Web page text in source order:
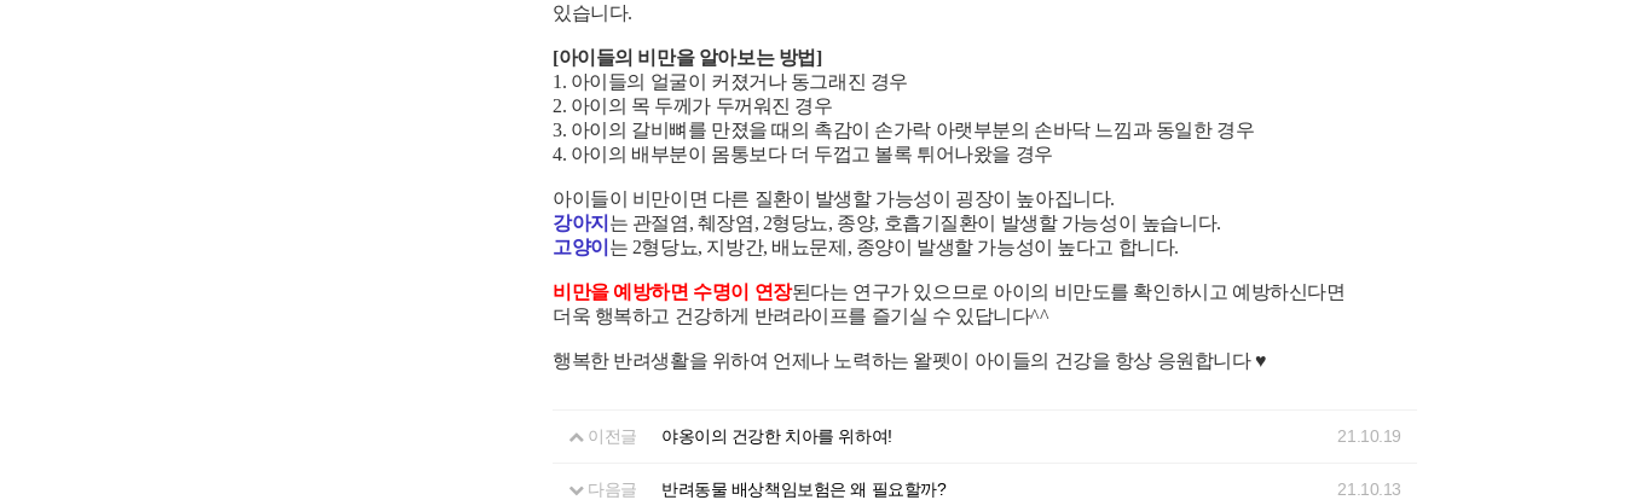
있습니다.
[아이들의 비만을 알아보는 방법]
1. 아이들의 얼굴이 커졌거나 동그래진 경우
2. 아이의 목 두께가 두꺼워진 경우
3. 아이의 갈비뼈를 만졌을 때의 촉감이 손가락 아랫부분의 손바닥 느낌과 동일한 경우
4. 아이의 배부분이 몸통보다 더 두껍고 볼록 튀어나왔을 경우
아이들이 비만이면 다른 질환이 발생할 가능성이 굉장이 높아집니다.
강아지 는 관절염, 췌장염, 2형당뇨, 종양, 호흡기질환이 발생할 가능성이 높습니다.
고양이 는 2형당뇨, 지방간, 배뇨문제, 종양이 발생할 가능성이 높다고 합니다.
비만을 예방하면 수명이 연장된다는 연구가 있으므로 아이의 비만도를 확인하시고 예방하신다면
더욱 행복하고 건강하게 반려라이프를 즐기실 수 있답니다^^
행복한 반려생활을 위하여 언제나 노력하는 왈펫이 아이들의 건강을 항상 응원합니다 ♥
이전글 야옹이의 건강한 치아를 위하여! 21.10.19
다음글 반려동물 배상책임보험은 왜 필요할까? 21.10.13